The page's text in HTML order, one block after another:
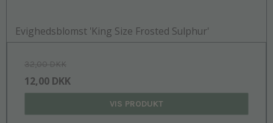
Evighedsblomst 'King Size Frosted Sulphur'
32,00 DKK
12,00 DKK
VIS PRODUKT